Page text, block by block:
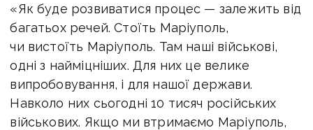
«Як буде розвиватися процес — залежить від
багатьох речей. Стоїть Маріуполь,
чи вистоїть Маріуполь. Там наші військові,
одні з найміцніших. Для них це велике
випробовування, і для нашої держави.
Навколо них сьогодні 10 тисяч російських
військових. Якщо ми втримаємо Маріуполь,